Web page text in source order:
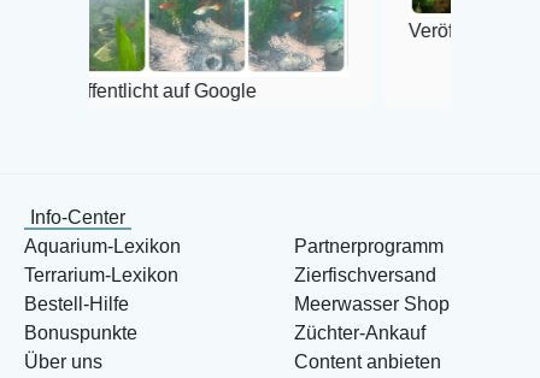
auf Google
Veröffentlicht auf Google
Info-Center
Aquarium-Lexikon
Terrarium-Lexikon
Bestell-Hilfe
Bonuspunkte
Über uns
Partnerprogramm
Zierfischversand
Meerwasser Shop
Züchter-Ankauf
Content anbieten